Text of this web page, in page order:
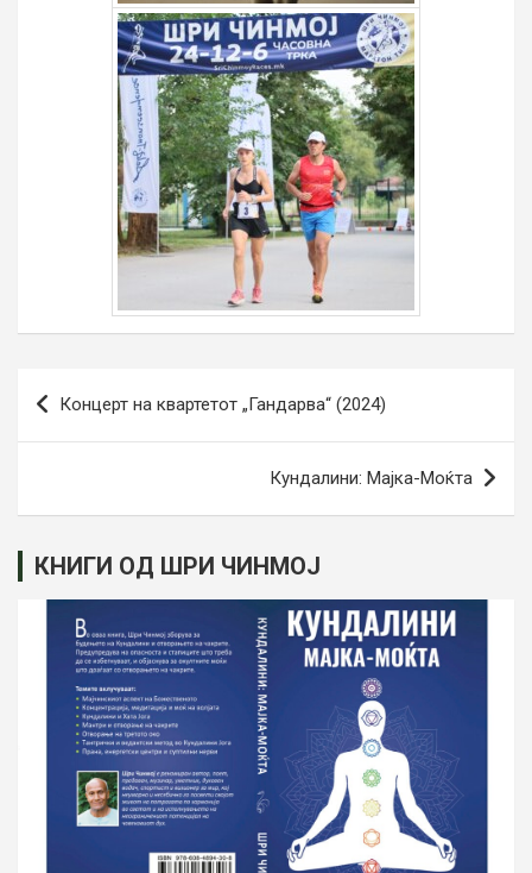
Навигација
на
Концерт на квартетот „Гандарва“ (2024)
Кундалини: Мајка-Моќта
КНИГИ ОД ШРИ ЧИНМОЈ